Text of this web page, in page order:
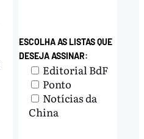
ESCOLHA AS LISTAS QUE
DESEJA ASSINAR:
Editorial BdF
Ponto
Notícias da
China